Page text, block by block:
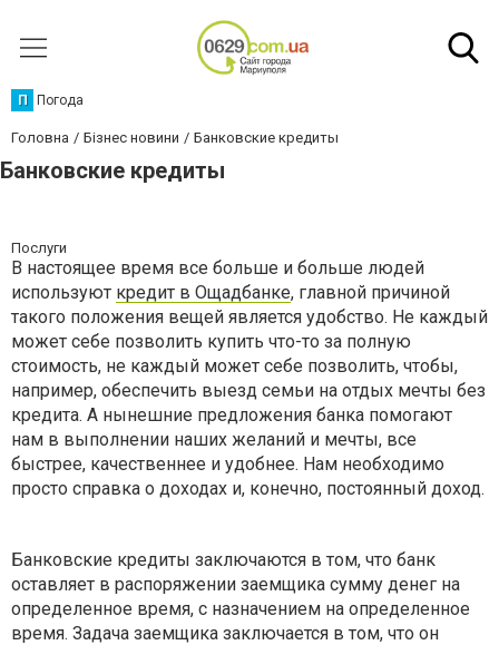
П Погода
Головна Бізнес новини Банковские кредиты
Банковские кредиты
Послуги
В настоящее время все больше и больше людей
используют кредит в Ощадбанке, главной причиной
такого положения вещей является удобство. Не каждый
может себе позволить купить что-то за полную
стоимость, не каждый может себе позволить, чтобы,
например, обеспечить выезд семьи на отдых мечты без
кредита. А нынешние предложения банка помогают
нам в выполнении наших желаний и мечты, все
быстрее, качественнее и удобнее. Нам необходимо
просто справка о доходах и, конечно, постоянный доход.
Банковские кредиты заключаются в том, что банк
оставляет в распоряжении заемщика сумму денег на
определенное время, с назначением на определенное
время. Задача заемщика заключается в том, что он